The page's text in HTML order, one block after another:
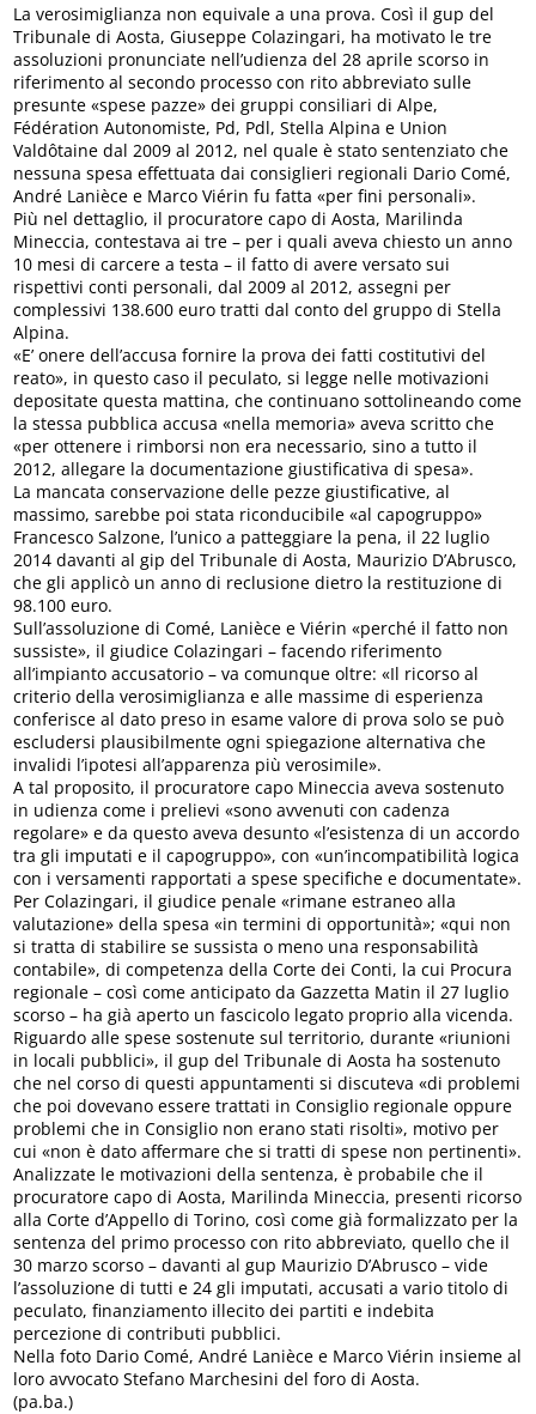
La verosimiglianza non equivale a una prova. Così il gup del
Tribunale di Aosta, Giuseppe Colazingari, ha motivato le tre
assoluzioni pronunciate nell’udienza del 28 aprile scorso in
riferimento al secondo processo con rito abbreviato sulle
presunte «spese pazze» dei gruppi consiliari di Alpe,
Fédération Autonomiste, Pd, Pdl, Stella Alpina e Union
Valdôtaine dal 2009 al 2012, nel quale è stato sentenziato che
nessuna spesa effettuata dai consiglieri regionali Dario Comé,
André Lanièce e Marco Viérin fu fatta «per fini personali».
Più nel dettaglio, il procuratore capo di Aosta, Marilinda
Mineccia, contestava ai tre – per i quali aveva chiesto un anno
10 mesi di carcere a testa – il fatto di avere versato sui
rispettivi conti personali, dal 2009 al 2012, assegni per
complessivi 138.600 euro tratti dal conto del gruppo di Stella
Alpina.
«E’ onere dell’accusa fornire la prova dei fatti costitutivi del
reato», in questo caso il peculato, si legge nelle motivazioni
depositate questa mattina, che continuano sottolineando come
la stessa pubblica accusa «nella memoria» aveva scritto che
«per ottenere i rimborsi non era necessario, sino a tutto il
2012, allegare la documentazione giustificativa di spesa».
La mancata conservazione delle pezze giustificative, al
massimo, sarebbe poi stata riconducibile «al capogruppo»
Francesco Salzone, l’unico a patteggiare la pena, il 22 luglio
2014 davanti al gip del Tribunale di Aosta, Maurizio D’Abrusco,
che gli applicò un anno di reclusione dietro la restituzione di
98.100 euro.
Sull’assoluzione di Comé, Lanièce e Viérin «perché il fatto non
sussiste», il giudice Colazingari – facendo riferimento
all’impianto accusatorio – va comunque oltre: «Il ricorso al
criterio della verosimiglianza e alle massime di esperienza
conferisce al dato preso in esame valore di prova solo se può
escludersi plausibilmente ogni spiegazione alternativa che
invalidi l’ipotesi all’apparenza più verosimile».
A tal proposito, il procuratore capo Mineccia aveva sostenuto
in udienza come i prelievi «sono avvenuti con cadenza
regolare» e da questo aveva desunto «l’esistenza di un accordo
tra gli imputati e il capogruppo», con «un’incompatibilità logica
con i versamenti rapportati a spese specifiche e documentate».
Per Colazingari, il giudice penale «rimane estraneo alla
valutazione» della spesa «in termini di opportunità»; «qui non
si tratta di stabilire se sussista o meno una responsabilità
contabile», di competenza della Corte dei Conti, la cui Procura
regionale – così come anticipato da Gazzetta Matin il 27 luglio
scorso – ha già aperto un fascicolo legato proprio alla vicenda.
Riguardo alle spese sostenute sul territorio, durante «riunioni
in locali pubblici», il gup del Tribunale di Aosta ha sostenuto
che nel corso di questi appuntamenti si discuteva «di problemi
che poi dovevano essere trattati in Consiglio regionale oppure
problemi che in Consiglio non erano stati risolti», motivo per
cui «non è dato affermare che si tratti di spese non pertinenti».
Analizzate le motivazioni della sentenza, è probabile che il
procuratore capo di Aosta, Marilinda Mineccia, presenti ricorso
alla Corte d’Appello di Torino, così come già formalizzato per la
sentenza del primo processo con rito abbreviato, quello che il
30 marzo scorso – davanti al gup Maurizio D’Abrusco – vide
l’assoluzione di tutti e 24 gli imputati, accusati a vario titolo di
peculato, finanziamento illecito dei partiti e indebita
percezione di contributi pubblici.
Nella foto Dario Comé, André Lanièce e Marco Viérin insieme al
loro avvocato Stefano Marchesini del foro di Aosta.
(pa.ba.)